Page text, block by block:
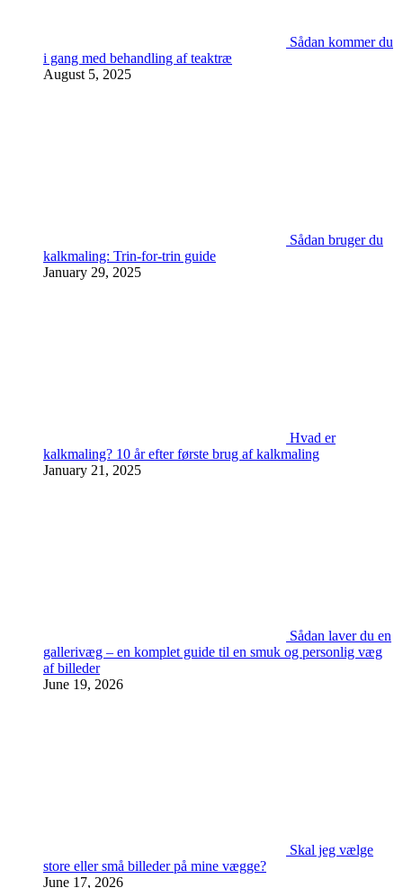
Sådan kommer du
i gang med behandling af teaktræ
August 5, 2025
Sådan bruger du
kalkmaling: Trin-for-trin guide
January 29, 2025
Hvad er
kalkmaling? 10 år efter første brug af kalkmaling
January 21, 2025
Sådan laver du en
gallerivæg – en komplet guide til en smuk og personlig væg
af billeder
June 19, 2026
Skal jeg vælge
store eller små billeder på mine vægge?
June 17, 2026